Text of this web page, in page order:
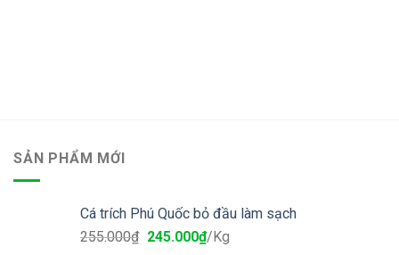
SẢN PHẨM MỚI
Cá trích Phú Quốc bỏ đầu làm sạch
255.000₫ 245.000₫/Kg